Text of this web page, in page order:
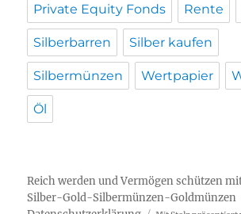
Private Equity Fonds Rente
Silberbarren Silber kaufen
Silbermünzen Wertpapier
Öl
Reich werden und Vermögen schützen
Silber-Gold-Silbermünzen-Goldmünzen